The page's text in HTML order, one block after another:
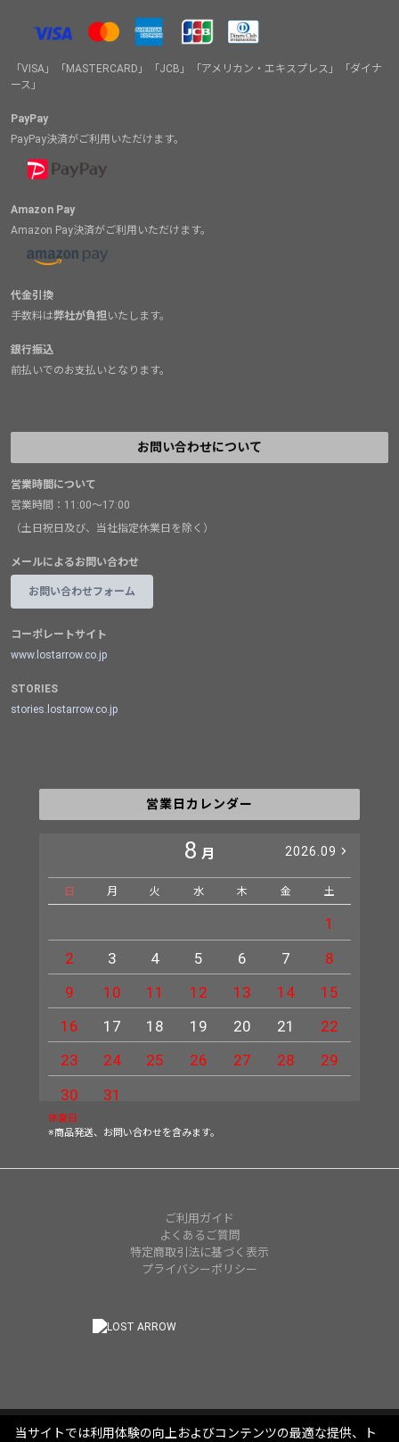
「VISA」「MASTERCARD」「JCB」「アメリカン・エキスプレス」「ダイナ
ース」
PayPay
PayPay決済がご利用いただけます。
Amazon Pay
Amazon Pay決済がご利用いただけます。
代金引換
手数料は弊社が負担いたします。
銀行振込
前払いでのお支払いとなります。
お問い合わせについて
営業時間について
営業時間：11:00～17:00
（土日祝日及び、当社指定休業日を除く）
メールによるお問い合わせ
お問い合わせフォーム
コーポレートサイト
www.lostarrow.co.jp
STORIES
stories.lostarrow.co.jp
営業日カレンダー
8 月 2026.09
日 月 火 水 木 金 土
1
2
3 4 5 6 7
8
9
10 11 12 13 14
15
16
17 18 19 20 21
22
23
24 25 26 27 28
29
30
31
休業日
※商品発送、お問い合わせを含みます。
ご利用ガイド
よくあるご質問
特定商取引法に基づく表示
プライバシーポリシー
当サイトでは利用体験の向上およびコンテンツの最適な提供、ト